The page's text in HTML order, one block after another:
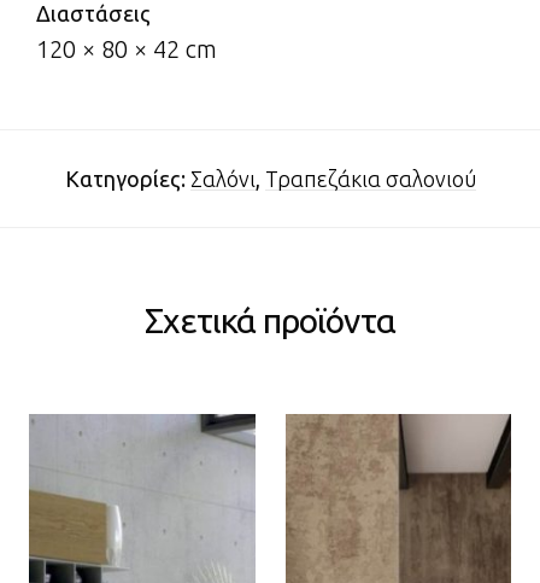
Διαστάσεις
120 × 80 × 42 cm
Κατηγορίες: Σαλόνι, Τραπεζάκια σαλονιού
Σχετικά προϊόντα